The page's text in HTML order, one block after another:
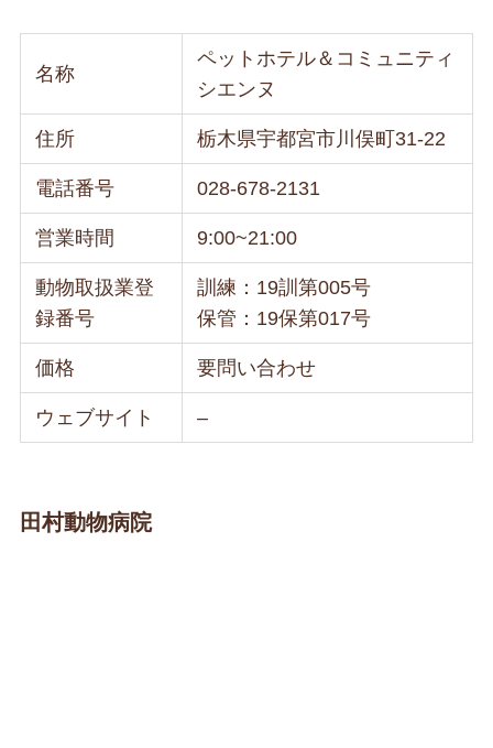
名称
ペットホテル＆コミュニティ
シエンヌ
住所 栃木県宇都宮市川俣町31-22
電話番号 028-678-2131
営業時間 9:00~21:00
動物取扱業登
録番号
訓練：19訓第005号
保管：19保第017号
価格 要問い合わせ
ウェブサイト –
田村動物病院